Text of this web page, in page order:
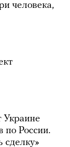
человека,
Украине
по России.
сделку»